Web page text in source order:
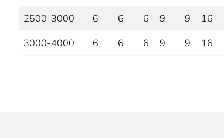
2500-3000 6 6 6 9 9 16
3000-4000 6 6 6 9 9 16